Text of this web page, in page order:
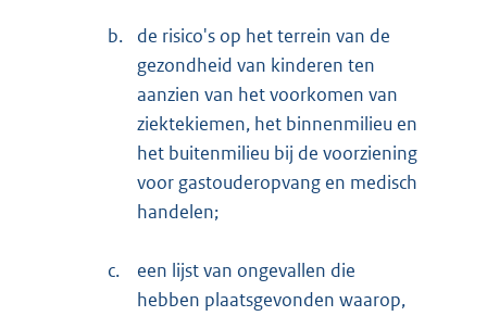
b.
de risico's op het terrein van de
gezondheid van kinderen ten
aanzien van het voorkomen van
ziektekiemen, het binnenmilieu en
het buitenmilieu bij de voorziening
voor gastouderopvang en medisch
handelen;
c.
een lijst van ongevallen die
hebben plaatsgevonden waarop,